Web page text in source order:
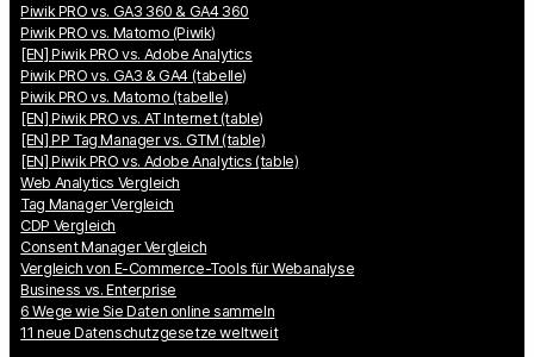
Piwik PRO vs. GA3 360 & GA4 360
Piwik PRO vs. Matomo (Piwik)
[EN] Piwik PRO vs. Adobe Analytics
Piwik PRO vs. GA3 & GA4 (tabelle)
Piwik PRO vs. Matomo (tabelle)
[EN] Piwik PRO vs. AT Internet (table)
[EN] PP Tag Manager vs. GTM (table)
[EN] Piwik PRO vs. Adobe Analytics (table)
Web Analytics Vergleich
Tag Manager Vergleich
CDP Vergleich
Consent Manager Vergleich
Vergleich von E-Commerce-Tools für Webanalyse
Business vs. Enterprise
6 Wege wie Sie Daten online sammeln
11 neue Datenschutzgesetze weltweit